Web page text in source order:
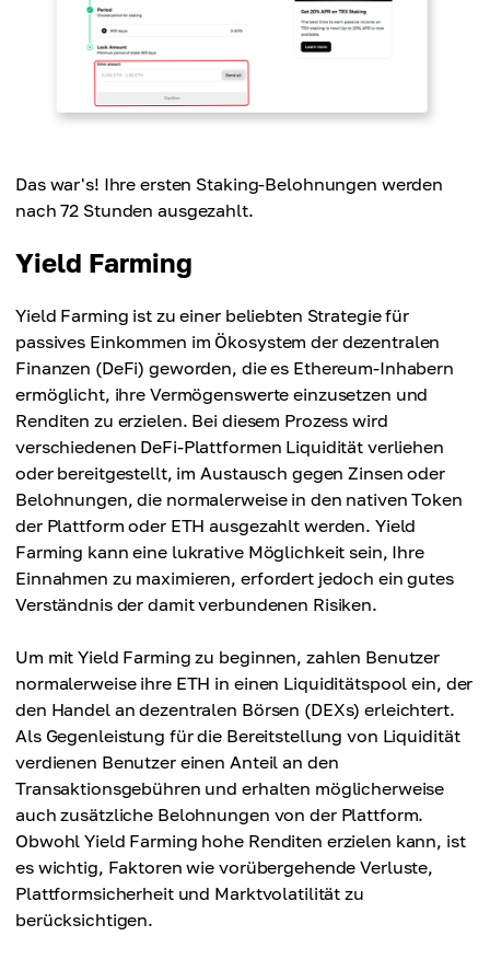
Das war's! Ihre ersten Staking-Belohnungen werden
nach 72 Stunden ausgezahlt.
Yield Farming
Yield Farming ist zu einer beliebten Strategie für
passives Einkommen im Ökosystem der dezentralen
Finanzen (DeFi) geworden, die es Ethereum-Inhabern
ermöglicht, ihre Vermögenswerte einzusetzen und
Renditen zu erzielen. Bei diesem Prozess wird
verschiedenen DeFi-Plattformen Liquidität verliehen
oder bereitgestellt, im Austausch gegen Zinsen oder
Belohnungen, die normalerweise in den nativen Token
der Plattform oder ETH ausgezahlt werden. Yield
Farming kann eine lukrative Möglichkeit sein, Ihre
Einnahmen zu maximieren, erfordert jedoch ein gutes
Verständnis der damit verbundenen Risiken.
Um mit Yield Farming zu beginnen, zahlen Benutzer
normalerweise ihre ETH in einen Liquiditätspool ein, der
den Handel an dezentralen Börsen (DEXs) erleichtert.
Als Gegenleistung für die Bereitstellung von Liquidität
verdienen Benutzer einen Anteil an den
Transaktionsgebühren und erhalten möglicherweise
auch zusätzliche Belohnungen von der Plattform.
Obwohl Yield Farming hohe Renditen erzielen kann, ist
es wichtig, Faktoren wie vorübergehende Verluste,
Plattformsicherheit und Marktvolatilität zu
berücksichtigen.